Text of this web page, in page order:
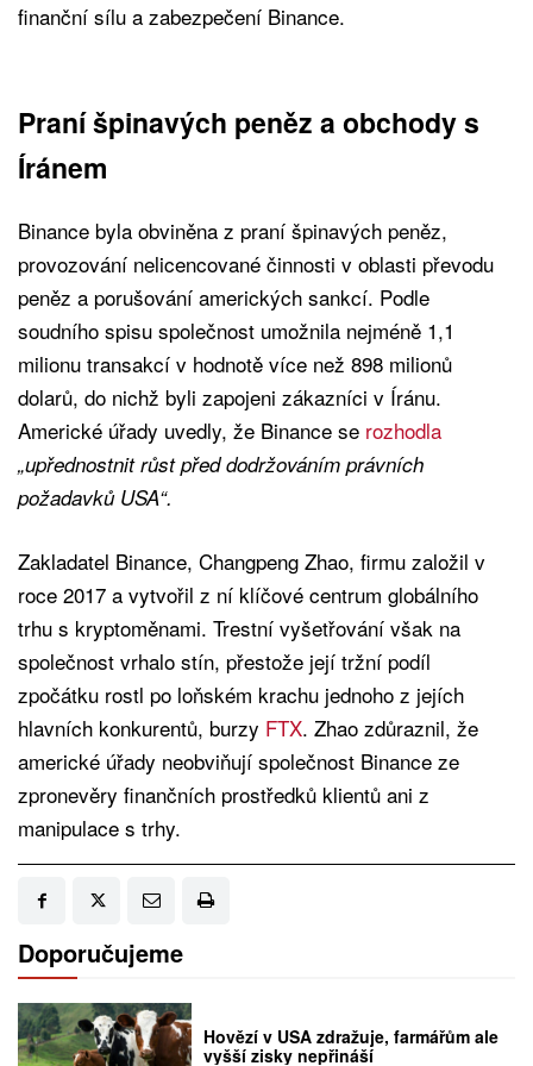
finanční sílu a zabezpečení Binance.
Praní špinavých peněz a obchody s
Íránem
Binance byla obviněna z praní špinavých peněz,
provozování nelicencované činnosti v oblasti převodu
peněz a porušování amerických sankcí. Podle
soudního spisu společnost umožnila nejméně 1,1
milionu transakcí v hodnotě více než 898 milionů
dolarů, do nichž byli zapojeni zákazníci v Íránu.
Americké úřady uvedly, že Binance se rozhodla
„upřednostnit růst před dodržováním právních
požadavků USA“.
Zakladatel Binance, Changpeng Zhao, firmu založil v
roce 2017 a vytvořil z ní klíčové centrum globálního
trhu s kryptoměnami. Trestní vyšetřování však na
společnost vrhalo stín, přestože její tržní podíl
zpočátku rostl po loňském krachu jednoho z jejích
hlavních konkurentů, burzy FTX. Zhao zdůraznil, že
americké úřady neobviňují společnost Binance ze
zpronevěry finančních prostředků klientů ani z
manipulace s trhy.
Doporučujeme
Hovězí v USA zdražuje, farmářům ale
vyšší zisky nepřináší